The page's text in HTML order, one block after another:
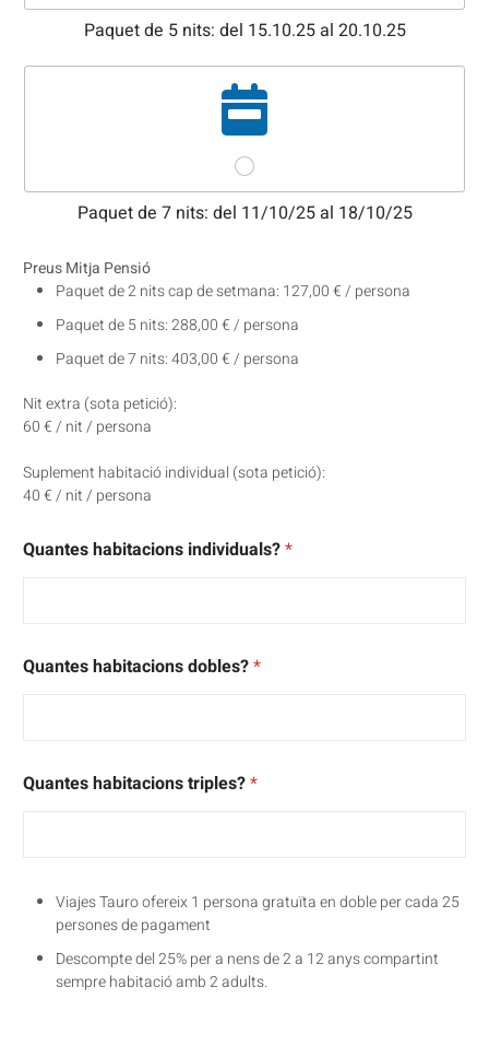
Paquet de 5 nits: del 15.10.25 al 20.10.25
Paquet de 7 nits: del 11/10/25 al 18/10/25
Preus Mitja Pensió
Paquet de 2 nits cap de setmana: 127,00 € / persona
Paquet de 5 nits: 288,00 € / persona
Paquet de 7 nits: 403,00 € / persona
Nit extra (sota petició):
60 € / nit / persona
Suplement habitació individual (sota petició):
40 € / nit / persona
Quantes habitacions individuals?*
Quantes habitacions dobles?*
Quantes habitacions triples?*
Viajes Tauro ofereix 1 persona gratuïta en doble per cada 25
persones de pagament
Descompte del 25% per a nens de 2 a 12 anys compartint
sempre habitació amb 2 adults.